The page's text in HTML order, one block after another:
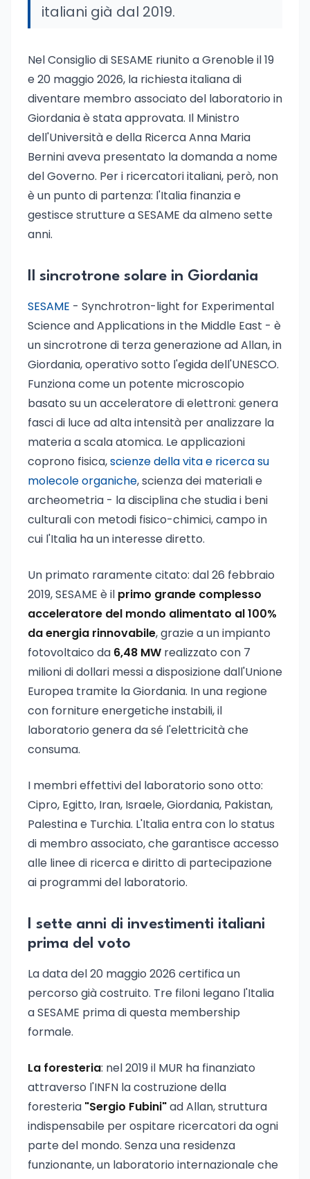
italiani già dal 2019.
Nel Consiglio di SESAME riunito a Grenoble il 19
e 20 maggio 2026, la richiesta italiana di
diventare membro associato del laboratorio in
Giordania è stata approvata. Il Ministro
dell'Università e della Ricerca Anna Maria
Bernini aveva presentato la domanda a nome
del Governo. Per i ricercatori italiani, però, non
è un punto di partenza: l'Italia finanzia e
gestisce strutture a SESAME da almeno sette
anni.
Il sincrotrone solare in Giordania
SESAME - Synchrotron-light for Experimental
Science and Applications in the Middle East - è
un sincrotrone di terza generazione ad Allan, in
Giordania, operativo sotto l'egida dell'UNESCO.
Funziona come un potente microscopio
basato su un acceleratore di elettroni: genera
fasci di luce ad alta intensità per analizzare la
materia a scala atomica. Le applicazioni
coprono fisica,scienze della vita e ricerca su
molecole organiche, scienza dei materiali e
archeometria - la disciplina che studia i beni
culturali con metodi fisico-chimici, campo in
cui l'Italia ha un interesse diretto.
Un primato raramente citato: dal 26 febbraio
2019, SESAME è il primo grande complesso
acceleratore del mondo alimentato al 100%
da energia rinnovabile, grazie a un impianto
fotovoltaico da 6,48 MW realizzato con 7
milioni di dollari messi a disposizione dall'Unione
Europea tramite la Giordania. In una regione
con forniture energetiche instabili, il
laboratorio genera da sé l'elettricità che
consuma.
I membri effettivi del laboratorio sono otto:
Cipro, Egitto, Iran, Israele, Giordania, Pakistan,
Palestina e Turchia. L'Italia entra con lo status
di membro associato, che garantisce accesso
alle linee di ricerca e diritto di partecipazione
ai programmi del laboratorio.
I sette anni di investimenti italiani
prima del voto
La data del 20 maggio 2026 certifica un
percorso già costruito. Tre filoni legano l'Italia
a SESAME prima di questa membership
formale.
La foresteria: nel 2019 il MUR ha finanziato
attraverso l'INFN la costruzione della
foresteria "Sergio Fubini"ad Allan, struttura
indispensabile per ospitare ricercatori da ogni
parte del mondo. Senza una residenza
funzionante, un laboratorio internazionale che